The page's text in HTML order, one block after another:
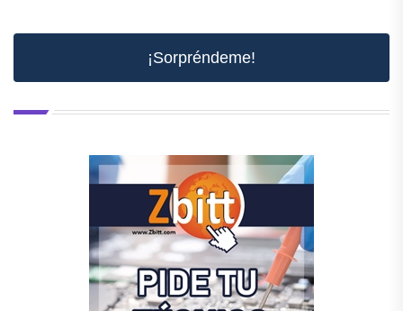
¡Sorpréndeme!